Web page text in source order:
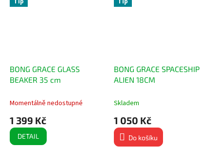
BONG GRACE GLASS
BEAKER 35 cm
Momentálně nedostupné
1 399 Kč
DETAIL
BONG GRACE SPACESHIP
ALIEN 18CM
Skladem
1 050 Kč
Do košíku